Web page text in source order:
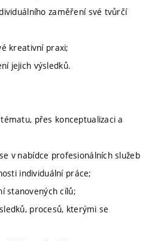
zaměření své tvůrčí
kreativní praxi;
jejich výsledků.
přes konceptualizaci a
v nabídce profesionálních služeb
individuální práce;
stanovených cílů;
procesů, kterými se